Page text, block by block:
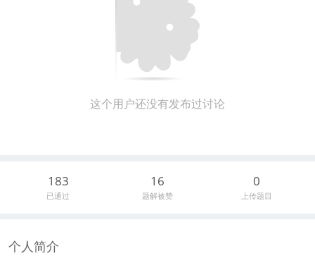
这个用户还没有发布过讨论
183
已通过
16
题解被赞
0
上传题目
个人简介